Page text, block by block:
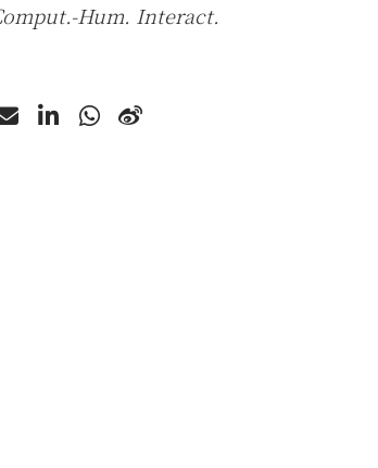
Hum. Interact.